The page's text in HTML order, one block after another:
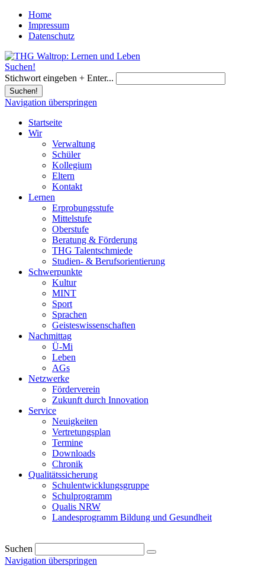
Home
Impressum
Datenschutz
Suchen!
Stichwort eingeben + Enter...
Suchen!
Navigation überspringen
Startseite
Wir
Verwaltung
Schüler
Kollegium
Eltern
Kontakt
Lernen
Erprobungsstufe
Mittelstufe
Oberstufe
Beratung & Förderung
THG Talentschmiede
Studien- & Berufsorientierung
Schwerpunkte
Kultur
MINT
Sport
Sprachen
Geisteswissenschaften
Nachmittag
Ü-Mi
Leben
AGs
Netzwerke
Förderverein
Zukunft durch Innovation
Service
Neuigkeiten
Vertretungsplan
Termine
Downloads
Chronik
Qualitätssicherung
Schulentwicklungsgruppe
Schulprogramm
Qualis NRW
Landesprogramm Bildung und Gesundheit
Suchen
Navigation überspringen